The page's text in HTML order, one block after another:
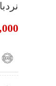
نردبان